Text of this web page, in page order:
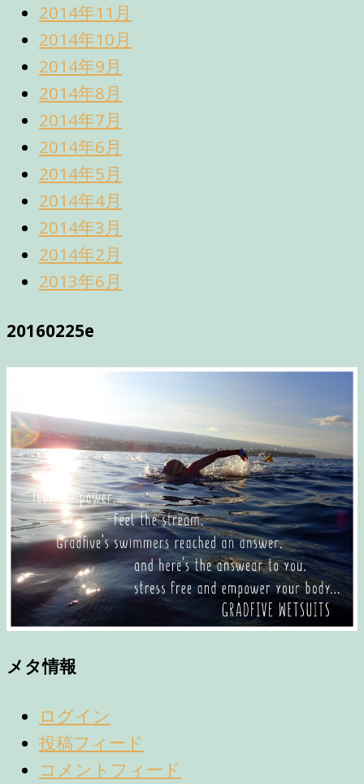
2014年11月
2014年10月
2014年9月
2014年8月
2014年7月
2014年6月
2014年5月
2014年4月
2014年3月
2014年2月
2013年6月
20160225e
メタ情報
ログイン
投稿フィード
コメントフィード